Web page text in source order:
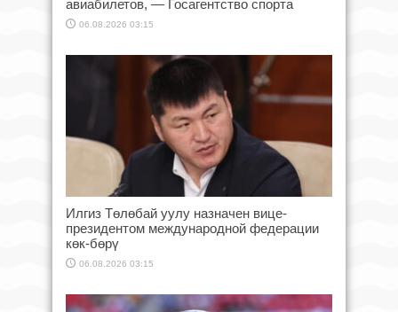
авиабилетов, — Госагентство спорта
06.08.2026 03:15
Илгиз Төлөбай уулу назначен вице-
президентом международной федерации
көк-бөрү
06.08.2026 03:15